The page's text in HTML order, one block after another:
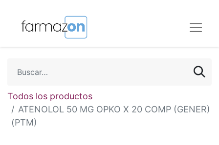
Todos los productos
ATENOLOL 50 MG OPKO X 20 COMP (GENER)
(PTM)